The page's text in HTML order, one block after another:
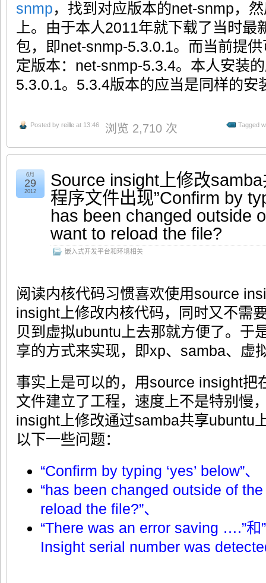
snmp，找到对应版本的net-snmp，
上。由于本人2011年就下载了当时
包，即net-snmp-5.3.0.1。而当前提
定版本：net-snmp-5.3.4。本人安装
5.3.0.1。5.3.4版本的应当是同样的安
Posted by reille at 13:46 浏览 2,710 次 Tagged
Source insight上修改
程序文件出现”Confirm by
has been changed outside
want to reload the file?
嵌入式开发平台和环境相关
6月
29
2012
阅读内核代码习惯喜欢使用source
insight上修改内核代码，同时又不需
贝到虚拟ubuntu上去那就方便了。于
享的方式来实现，即xp、samba、虚
事实上是可以的，用source insight把
文件建立了工程，速度上不是特别慢
insight上修改通过samba共享ubuntu
以下一些问题：
“Confirm by typing ‘yes’ below”、
“has been changed outside of
reload the file?”、
“There was an error saving ….”
Insight serial number was